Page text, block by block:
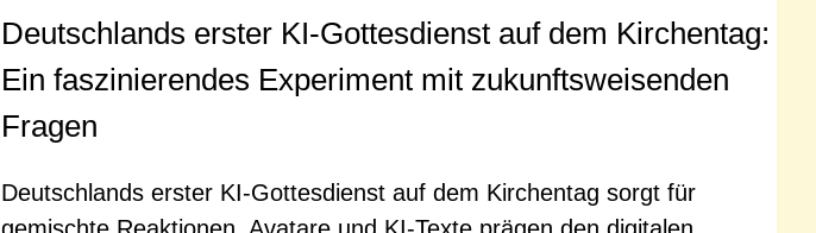
Deutschlands erster KI-Gottesdienst auf dem Kirchentag:
Ein faszinierendes Experiment mit zukunftsweisenden
Fragen
Deutschlands erster KI-Gottesdienst auf dem Kirchentag sorgt für